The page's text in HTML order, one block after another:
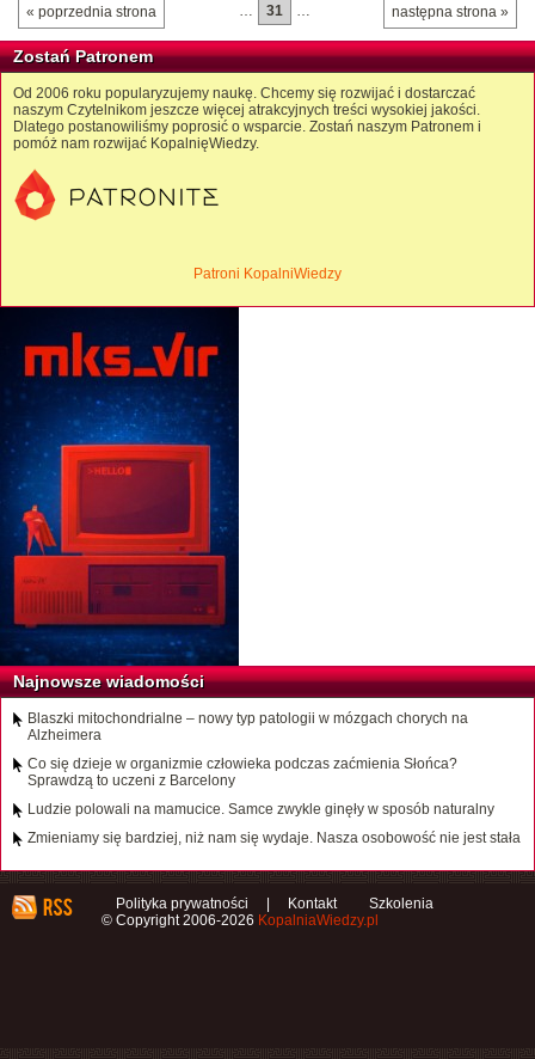
« poprzednia strona następna strona »
… 31 …
Zostań Patronem
Od 2006 roku popularyzujemy naukę. Chcemy się rozwijać i dostarczać
naszym Czytelnikom jeszcze więcej atrakcyjnych treści wysokiej jakości.
Dlatego postanowiliśmy poprosić o wsparcie. Zostań naszym Patronem i
pomóż nam rozwijać KopalnięWiedzy.
Patroni KopalniWiedzy
Najnowsze wiadomości
Blaszki mitochondrialne – nowy typ patologii w mózgach chorych na
Alzheimera
Co się dzieje w organizmie człowieka podczas zaćmienia Słońca?
Sprawdzą to uczeni z Barcelony
Ludzie polowali na mamucice. Samce zwykle ginęły w sposób naturalny
Zmieniamy się bardziej, niż nam się wydaje. Nasza osobowość nie jest stała
Polityka prywatności Kontakt
Szkolenia
© Copyright 2006-2026 KopalniaWiedzy.pl